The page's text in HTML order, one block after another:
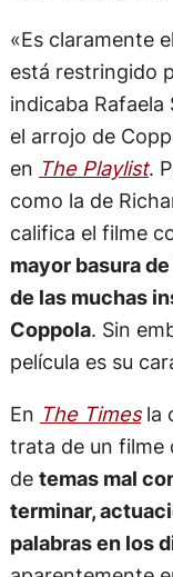
«Es claramente
está restringido
indicaba Rafaela
el arrojo de
en The Playlist.
como la de
califica el filme
mayor basura
de las muchas
Coppola. Sin
película es su
En The Timesla
trata de un filme
de temas mal
terminar,
palabras en los